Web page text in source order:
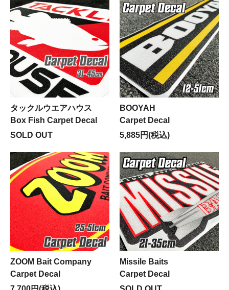
タックルウエアハウス
Box Fish Carpet Decal
SOLD OUT
BOOYAH
Carpet Decal
5,885円(税込)
ZOOM Bait Company
Carpet Decal
Missile Baits
Carpet Decal